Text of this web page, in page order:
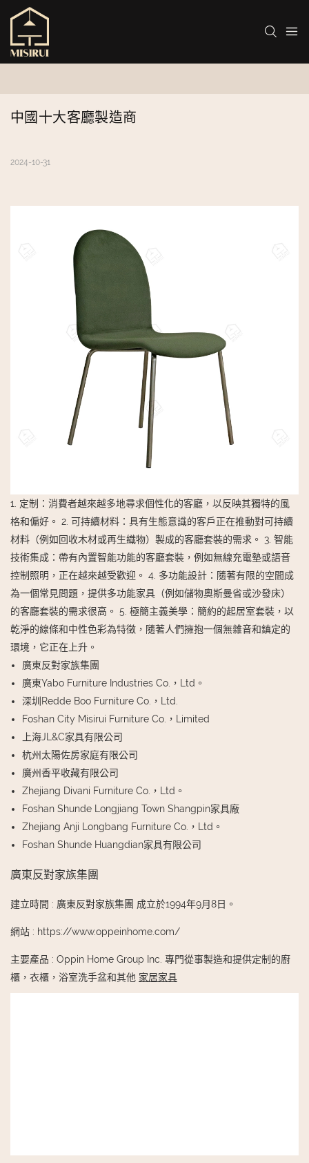
中國十大客廳製造商
2024-10-31
1. 定制：消費者越來越多地尋求個性化的客廳，以反映其獨特的風
格和偏好。 2. 可持續材料：具有生態意識的客戶正在推動對可持續
材料（例如回收木材或再生織物）製成的客廳套裝的需求。 3. 智能
技術集成：帶有內置智能功能的客廳套裝，例如無線充電墊或語音
控制照明，正在越來越受歡迎。 4. 多功能設計：隨著有限的空間成
為一個常見問題，提供多功能家具（例如儲物奧斯曼省或沙發床）
的客廳套裝的需求很高。 5. 極簡主義美學：簡約的起居室套裝，以
乾淨的線條和中性色彩為特徵，隨著人們擁抱一個無雜音和鎮定的
環境，它正在上升。
廣東反對家族集團
廣東Yabo Furniture Industries Co.，Ltd。
深圳Redde Boo Furniture Co.，Ltd.
Foshan City Misirui Furniture Co.，Limited
上海JL&C家具有限公司
杭州太陽佐房家庭有限公司
廣州香平收藏有限公司
Zhejiang Divani Furniture Co.，Ltd。
Foshan Shunde Longjiang Town Shangpin家具廠
Zhejiang Anji Longbang Furniture Co.，Ltd。
Foshan Shunde Huangdian家具有限公司
廣東反對家族集團
建立時間 : 廣東反對家族集團 成立於1994年9月8日。
網站 : https://www.oppeinhome.com/
主要產品 : Oppin Home Group Inc. 專門從事製造和提供定制的廚
櫃，衣櫃，浴室洗手盆和其他 家居家具